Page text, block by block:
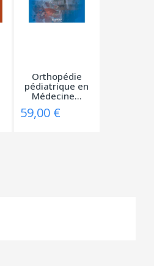
Orthopédie
pédiatrique en
Médecine...
59,00 €